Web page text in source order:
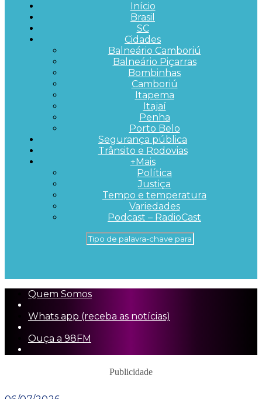
Início
Brasil
SC
Cidades
Balneário Camboriú
Balneário Piçarras
Bombinhas
Camboriú
Itapema
Itajaí
Penha
Porto Belo
Segurança pública
Trânsito e Rodovias
+Mais
Política
Justiça
Tempo e temperatura
Variedades
Podcast – RadioCast
Quem Somos
Whats app (receba as notícias)
Ouça a 98FM
Publicidade